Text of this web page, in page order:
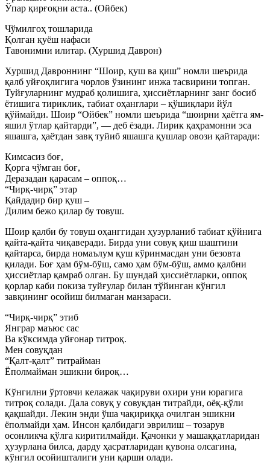
Ўпар қирғоқни аста.. (Ойбек)
Чўмилгоҳ тошларида
Қолган қуёш нафаси
Тавонимни илитар. (Хуршид Даврон)
Хуршид Давроннинг “Шоир, қуш ва қиш” номли шеърида
қалб уйғоқлигига чорлов ўзининг инжа тасвирини топган.
Туйғуларнинг мудраб қолишига, ҳиссиётларнинг занг босиб
ётишига тириклик, табиат оҳанглари – қўшиқлари йўл
қўймайди. Шоир “Ойбек” номли шеърида “шоирни ҳаётга ям-
яшил ўтлар қайтарди”, — деб ёзади. Лирик қаҳрамонни эса
яшашга, ҳаётдан завқ туйиб яшашга қушлар овози қайтаради:
Кимсасиз боғ,
Қорга чўмган боғ,
Деразадан қарасам – оппоқ…
“Чирқ-чирқ” этар
Қайдадир бир қуш –
Дилим бежо қилар бу товуш.
Шоир қалби бу товуш оҳанггидан ҳузурланиб табиат қўйнига
қайта-қайта чиқаверади. Бирда уни совуқ қиш шаштини
қайтарса, бирда номаълум қуш кўринмасдан уни безовта
қилади. Боғ ҳам бўм-бўш, само ҳам бўм-бўш, аммо қалбни
ҳиссиётлар қамраб олган. Бу шундай ҳиссиётларки, оппоқ
қорлар каби покиза туйғулар билан тўйинган кўнгил
завқининг осойиш билмаган манзараси.
“Чирқ-чирқ” этиб
Янграр маъюс сас
Ва кўксимда уйғонар титроқ.
Мен совуқдан
“Қалт-қалт” титрайман
Ёполмайман эшикни бироқ…
Кўнгилни ўртовчи келажак чақируви охири уни юрагига
титроқ солади. Дала совуқ у совуқдан титрайди, оёқ-қўли
қақшайди. Лекин энди ўша чақириққа очилган эшикни
ёполмайди ҳам. Инсон қалбидаги эврилиш – тозарув
осонликча қўлга киритилмайди. Қачонки у машаққатларидан
ҳузурлана билса, дарду ҳасратларидан қувона олсагина,
кўнгил осойишталиги уни қарши олади.